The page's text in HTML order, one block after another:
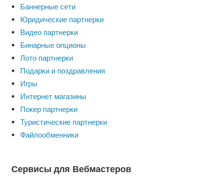
Баннерные сети
Юридические партнерки
Видео партнерки
Бинарные опционы
Лото партнерки
Подарки и поздравления
Игры
Интернет магазины
Покер партнерки
Туристические партнерки
Файлообменники
Сервисы для Вебмастеров